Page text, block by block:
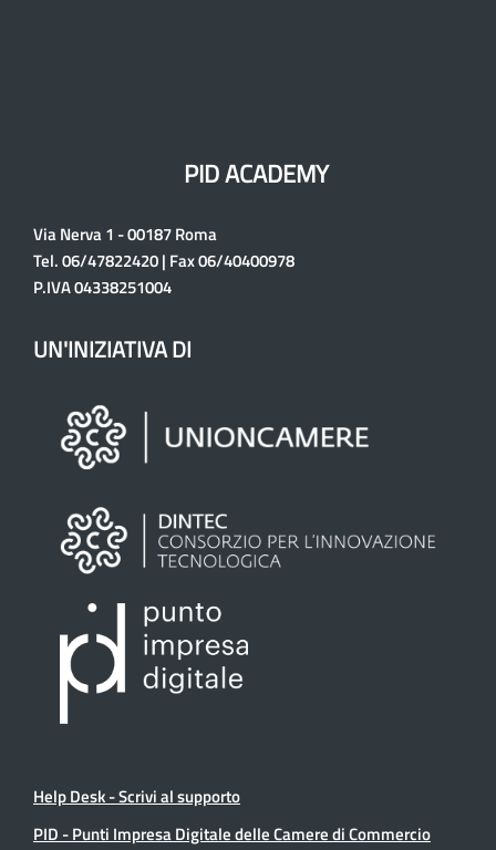
PID ACADEMY
Via Nerva 1 - 00187 Roma
Tel. 06/47822420 | Fax 06/40400978
P.IVA 04338251004
UN'INIZIATIVA DI
Help Desk - Scrivi al supporto
PID - Punti Impresa Digitale delle Camere di Commercio